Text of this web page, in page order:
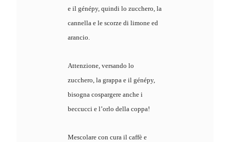
e il génépy, quindi lo zucchero, la
cannella e le scorze di limone ed
arancio.
Attenzione, versando lo
zucchero, la grappa e il génépy,
bisogna cospargere anche i
beccucci e l’orlo della coppa!
Mescolare con cura il caffè e